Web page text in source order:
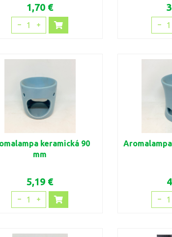
1,70 €
1 1
keramická 90
mm
5,19 €
1 1